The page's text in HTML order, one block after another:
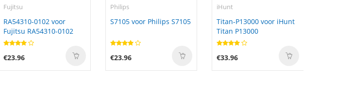
Fujitsu
RA54310-0102 voor
Fujitsu RA54310-0102
€23.96
Philips
S7105 voor Philips S7105
€23.96
iHunt
Titan-P13000 voor iHunt
Titan P13000
€33.96